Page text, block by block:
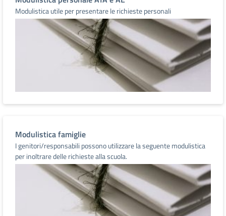
Modulistica utile per presentare le richieste personali
Modulistica famiglie
I genitori/responsabili possono utilizzare la seguente modulistica
per inoltrare delle richieste alla scuola.